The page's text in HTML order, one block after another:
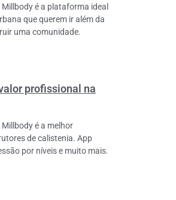
é a plataforma ideal
que querem ir além da
uma comunidade.
profissional na
é a melhor
de calistenia. App
por níveis e muito mais.